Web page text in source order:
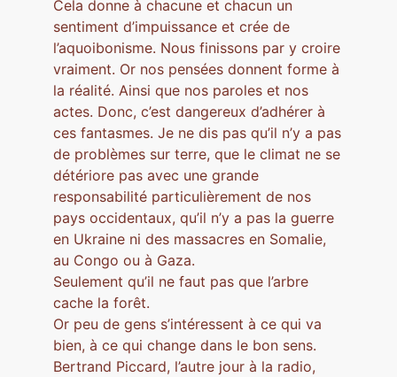
Cela donne à chacune et chacun un
sentiment d’impuissance et crée de
l’aquoibonisme. Nous finissons par y croire
vraiment. Or nos pensées donnent forme à
la réalité. Ainsi que nos paroles et nos
actes. Donc, c’est dangereux d’adhérer à
ces fantasmes. Je ne dis pas qu’il n’y a pas
de problèmes sur terre, que le climat ne se
détériore pas avec une grande
responsabilité particulièrement de nos
pays occidentaux, qu’il n’y a pas la guerre
en Ukraine ni des massacres en Somalie,
au Congo ou à Gaza.
Seulement qu’il ne faut pas que l’arbre
cache la forêt.
Or peu de gens s’intéressent à ce qui va
bien, à ce qui change dans le bon sens.
Bertrand Piccard, l’autre jour à la radio,